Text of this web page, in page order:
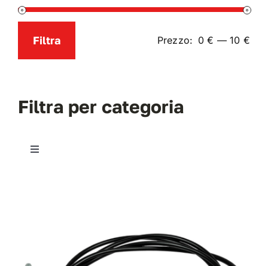
News
Prezzo
Min
Prezzo
Max
Filtra Prezzo: 0 € —10 €
Filtra per categoria
Toggle
ATTREZZATURA